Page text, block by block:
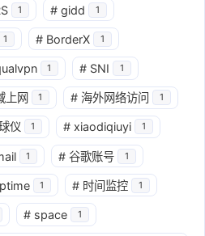
1 # gidd 1
1 # BorderX 1
1 # SNI 1
上网 1 # 海外网络访问 1
仪 1 # xiaodiqiuyi 1
1 # 谷歌账号 1
1 # 时间监控 1
# space 1